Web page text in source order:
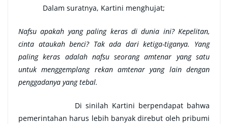
Dalam suratnya, Kartini menghujat;
Nafsu apakah yang paling keras di dunia ini? Kepelitan,
cinta ataukah benci? Tak ada dari ketiga-tiganya. Yang
paling keras adalah nafsu seorang amtenar yang satu
untuk menggemplang rekan amtenar yang lain dengan
penggadanya yang tebal.
Di sinilah Kartini berpendapat bahwa
pemerintahan harus lebih banyak direbut oleh pribumi